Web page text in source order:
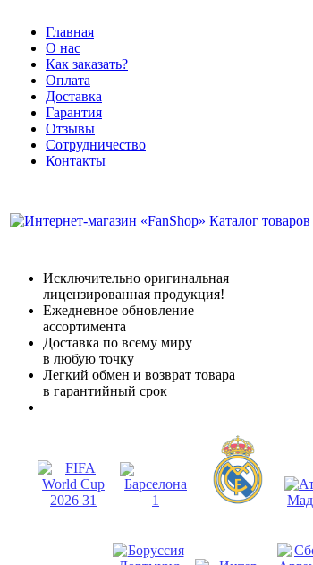
Главная
О нас
Как заказать?
Оплата
Доставка
Гарантия
Отзывы
Сотрудничество
Контакты
Каталог товаров
Исключительно оригинальная
лицензированная продукция!
Ежедневное обновление
ассортимента
Доставка по всему миру
в любую точку
Легкий обмен и возврат товара
в гарантийный срок